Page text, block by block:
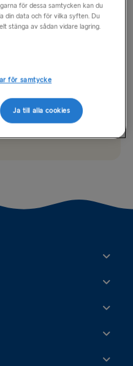
för dessa samtycken kan du
din data och för vilka syften. Du
stänga av sådan vidare lagring.
för samtycke
Ja till alla cookies